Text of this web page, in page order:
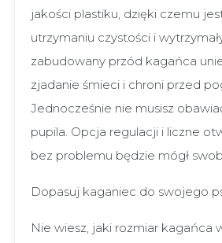
jakości plastiku, dzięki czemu
utrzymaniu czystości i
zabudowany przód kagańca
zjadanie śmieci i chroni przed
Jednocześnie nie musisz
pupila. Opcja regulacji i liczne
bez problemu będzie mógł
Dopasuj kaganiec do swojego
Nie wiesz, jaki rozmiar kagańca